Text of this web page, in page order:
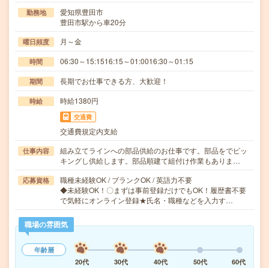
勤務地
愛知県豊田市
豊田市駅から車20分
曜日頻度 月～金
時間 06:30～15:1516:15～01:0016:30～01:15
期間 長期でお仕事できる方、大歓迎！
時給 時給1380円
交通費
交通費規定内支給
仕事内容
組み立てラインへの部品供給のお仕事です。部品をでピッ
キングし供給します。部品順建て組付け作業もありま…
応募資格
職種未経験OK / ブランクOK / 英語力不要
◆未経験OK！〇まずは事前登録だけでもOK！履歴書不要
で気軽にオンライン登録★氏名・職種などを入力す…
職場の雰囲気
年齢層
20代
30代 40代 50代 60代